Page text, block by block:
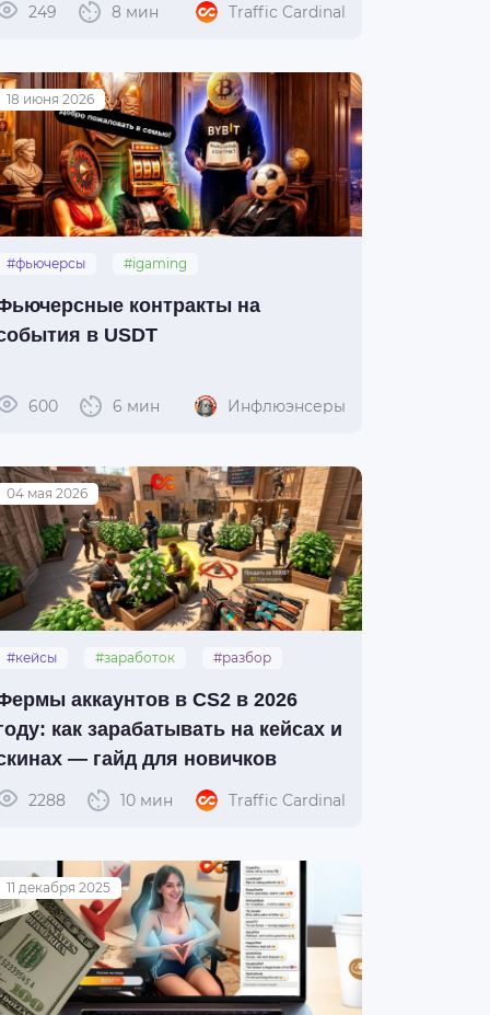
249 8 мин Traffic Cardinal
18 июня 2026
#фьючерсы
#igaming
контракты на
в USDT
600 6 мин Инфлюэнсеры
04 мая 2026
#кейсы #заработок
#разбор
аккаунтов в CS2 в 2026
как зарабатывать на кейсах и
— гайд для новичков
2288 10 мин Traffic Cardinal
11 декабря 2025